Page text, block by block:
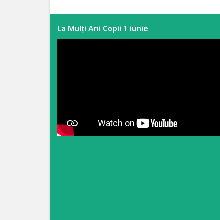
Anticorupție
regulamente
La Mulți Ani Copii 1 iunie